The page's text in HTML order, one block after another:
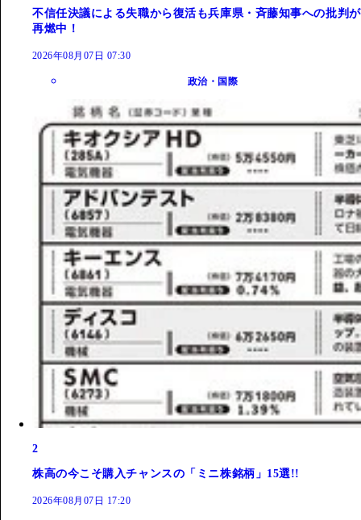
不信任決議による失職から復活も兵庫県・斉藤知事への批判が
再燃中！
2026年08月07日 07:30
政治・国際
2
株高の今こそ購入チャンスの「ミニ株銘柄」15選!!
2026年08月07日 17:20